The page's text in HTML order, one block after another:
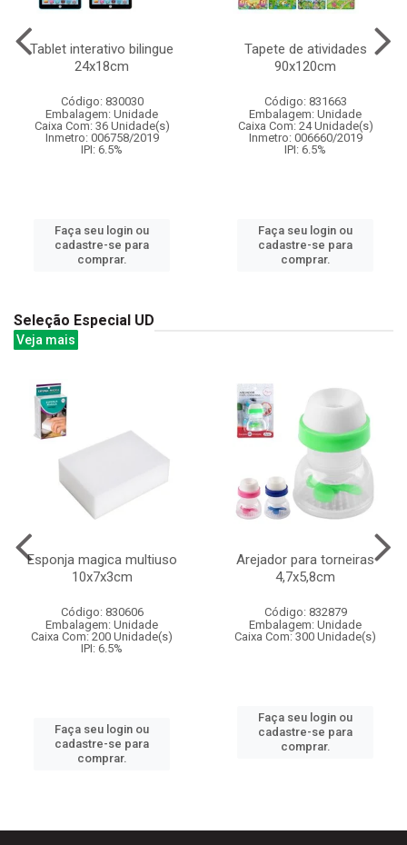
Tablet interativo bilingue
24x18cm
Código: 830030
Embalagem: Unidade
Caixa Com: 36 Unidade(s)
Inmetro: 006758/2019
IPI: 6.5%
Faça seu login ou
cadastre-se para
comprar.
Tapete de atividades
90x120cm
Código: 831663
Embalagem: Unidade
Caixa Com: 24 Unidade(s)
Inmetro: 006660/2019
IPI: 6.5%
Faça seu login ou
cadastre-se para
comprar.
Seleção Especial UD
Veja mais
Esponja magica multiuso
10x7x3cm
Código: 830606
Embalagem: Unidade
Caixa Com: 200 Unidade(s)
IPI: 6.5%
Faça seu login ou
cadastre-se para
comprar.
Arejador para torneiras
4,7x5,8cm
Código: 832879
Embalagem: Unidade
Caixa Com: 300 Unidade(s)
Faça seu login ou
cadastre-se para
comprar.